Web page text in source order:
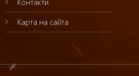
Контакти
Карта на сайта